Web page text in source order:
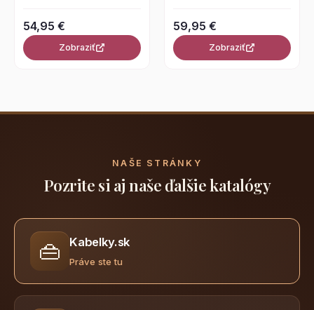
54,95 €
Zobraziť
59,95 €
Zobraziť
NAŠE STRÁNKY
Pozrite si aj naše ďalšie katalógy
👜 Kabelky.sk
Práve ste tu